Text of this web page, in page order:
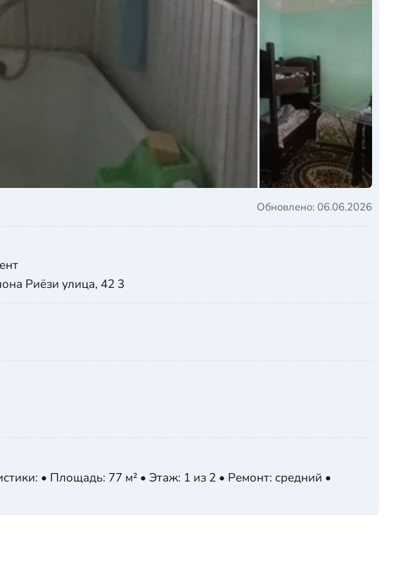
Обновлено: 06.06.2026
Риёзи улица, 42 3
• Площадь: 77 м² • Этаж: 1 из 2 • Ремонт: средний •